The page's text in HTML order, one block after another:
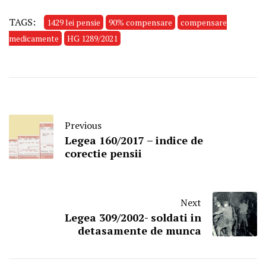
TAGS: 1429 lei pensie 90% compensare
compensare
medicamente
HG 1289/2021
Previous
Legea 160/2017 – indice de
corectie pensii
Next
Legea 309/2002- soldati in
detasamente de munca